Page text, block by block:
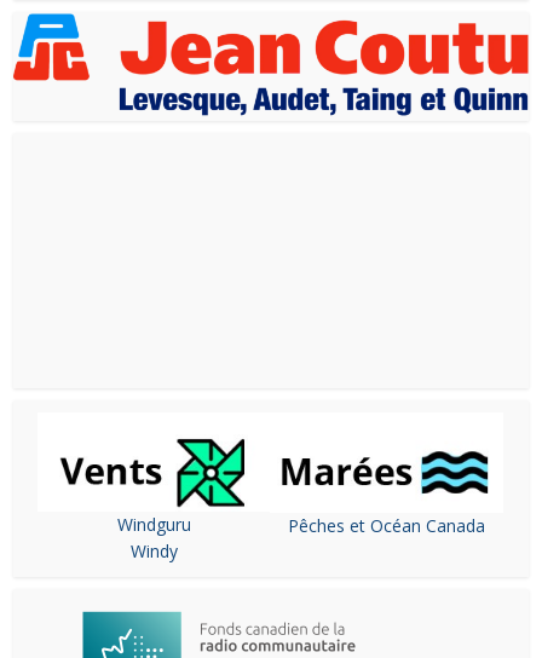
Windguru
Windy
Pêches et Océan Canada